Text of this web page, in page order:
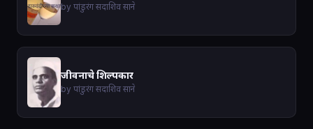
by पांडुरंग सदाशिव साने
जीवनाचे शिल्पकार
by पांडुरंग सदाशिव साने